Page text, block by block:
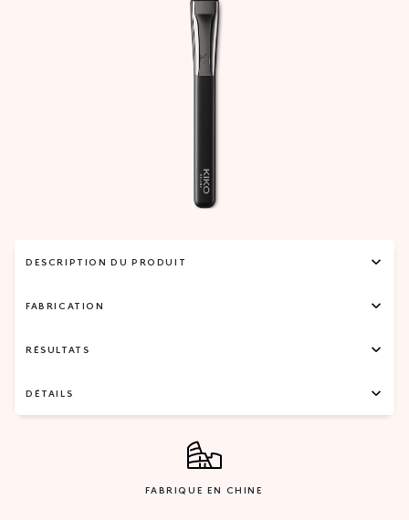
DESCRIPTION DU PRODUIT
FABRICATION
RÉSULTATS
DÉTAILS
FABRIQUE EN CHINE